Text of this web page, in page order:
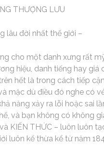
THƯỢNG LƯU
lâu đời nhất thế giới –
cho một danh xưng rất
hiệu, danh tiếng hay giá
hết là trong cách tiếp
mặc dù điều đó nghe có
năng xảy ra lỗi hoặc sai
và bạn không có không
KIẾN THỨC – luôn luôn
luôn kế thừa kể từ năm